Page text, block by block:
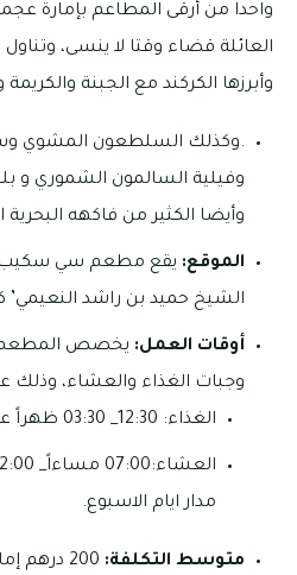
واحدا من أرقى المطاعم بإمارة
العائلة قضاء وقتا لا ينسى، وتناول
وأبرزها الكركند مع الجبنة
.وكذلك السلطعون المشوي
وفيلية السالمون الشموري و
وأيضا الكثير من فاكهه البحرية
الموقع: يقع مطعم سي سكيب
الشيخ حميد بن راشد
أوقات العمل: يخصص المطعم
وجبات الغذاء والعشاء، وذلك
الغذاء: 12:30_ 03:30 ظهراً على مدار ايام الاسبوع.
مدار ايام الاسبوع.
متوسط التكلفة: